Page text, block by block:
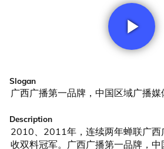
Slogan
广西广播第一品牌，中国区域广播媒
Description
2010、2011年，连续两年蝉联广西
收双料冠军。广西广播第一品牌，